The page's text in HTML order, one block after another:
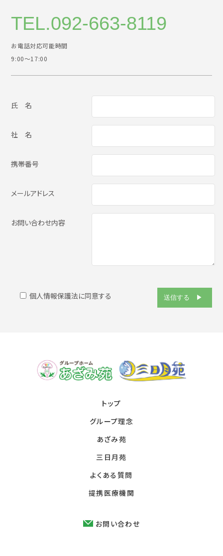
TEL.092-663-8119
お電話対応可能時間
9:00〜17:00
氏 名
社 名
携帯番号
メールアドレス
お問い合わせ内容
個人情報保護法に同意する
トップ
グループ理念
あざみ苑
三日月苑
よくある質問
提携医療機関
お問い合わせ